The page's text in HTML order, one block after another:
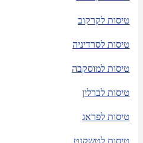
טיסות לקרקוב
טיסות לסרדיניה
טיסות למוסקבה
טיסות לברלין
טיסות לפראג
טיסות לטשקנט